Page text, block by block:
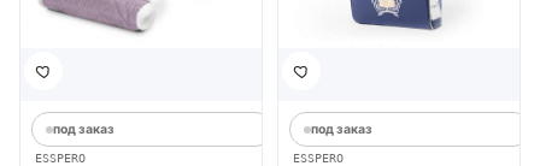
под заказ
ESSPERO
под заказ
ESSPERO